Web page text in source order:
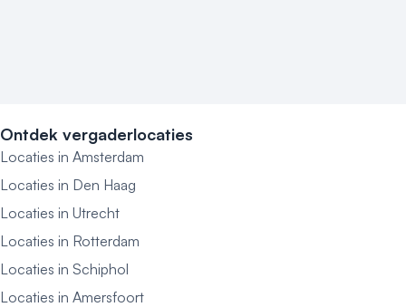
Ontdek vergaderlocaties
Locaties in Amsterdam
Locaties in Den Haag
Locaties in Utrecht
Locaties in Rotterdam
Locaties in Schiphol
Locaties in Amersfoort